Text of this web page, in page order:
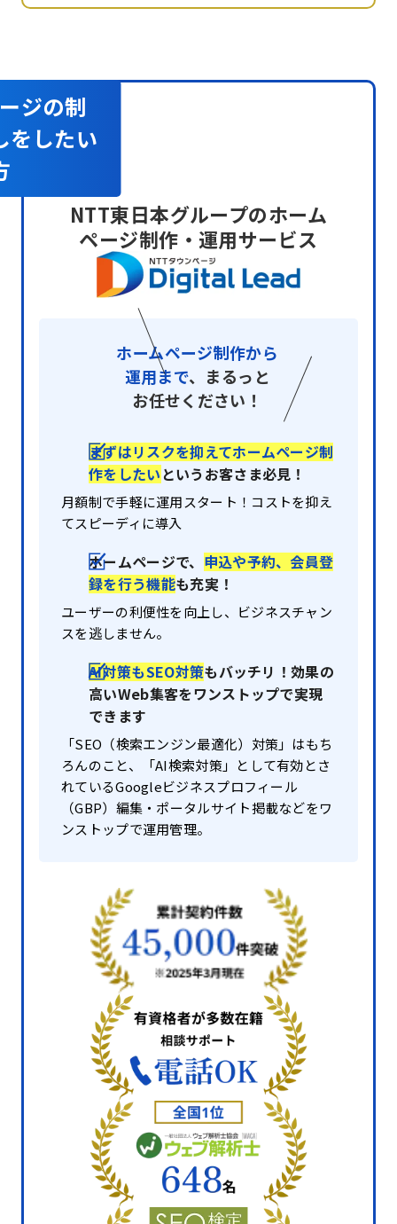
ジの制
をしたい
NTT東日本グループのホーム
ページ制作・運用サービス
ホームページ制作から
運用まで、まるっと
お任せください！
まずはリスクを抑えてホームページ制
作をしたい というお客さま必見！
月額制で手軽に運用スタート！コストを抑え
てスピーディに導入
ホームページで、 申込や予約、会員登
録を行う機能も充実！
ユーザーの利便性を向上し、ビジネスチャン
スを逃しません。
AI対策もSEO対策もバッチリ！効果の
高いWeb集客をワンストップで実現
できます
「SEO（検索エンジン最適化）対策」はもち
ろんのこと、「AI検索対策」として有効とさ
れているGoogleビジネスプロフィール
（GBP）編集・ポータルサイト掲載などをワ
ンストップで運用管理。